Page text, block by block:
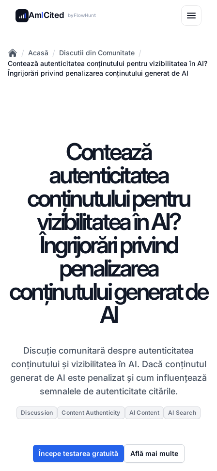
AmICited byFlowHunt
Home
/ Acasă / Discutii din Comunitate /
Contează autenticitatea conținutului pentru vizibilitatea în AI?
Îngrijorări privind penalizarea conținutului generat de AI
Contează
autenticitatea
conținutului pentru
vizibilitatea în AI?
Îngrijorări privind
penalizarea
conținutului generat de
AI
Discuție comunitară despre autenticitatea
conținutului și vizibilitatea în AI. Dacă conținutul
generat de AI este penalizat și cum influențează
semnalele de autenticitate citările.
Discussion Content Authenticity AI Content AI Search
Începe testarea gratuită Află mai multe